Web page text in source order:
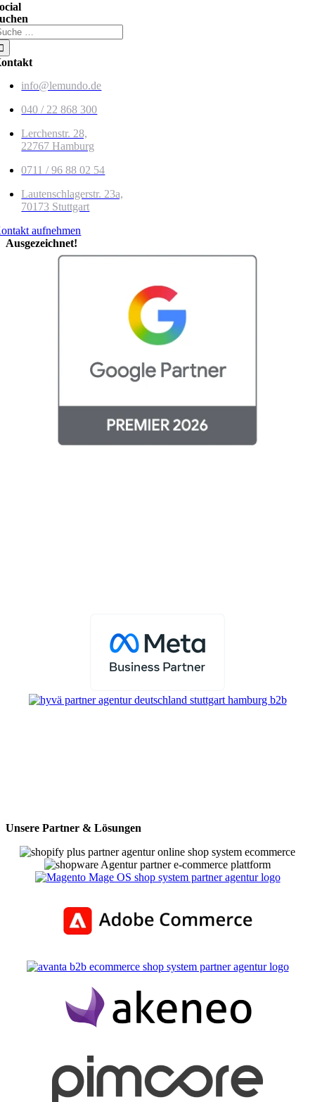
info@lemundo.de
040 / 22 868 300
Lerchenstr. 28,
22767 Hamburg
0711 / 96 88 02 54
Lautenschlagerstr. 23a,
70173 Stuttgart
aufnehmen
Ausgezeichnet!
Unsere Partner & Lösungen